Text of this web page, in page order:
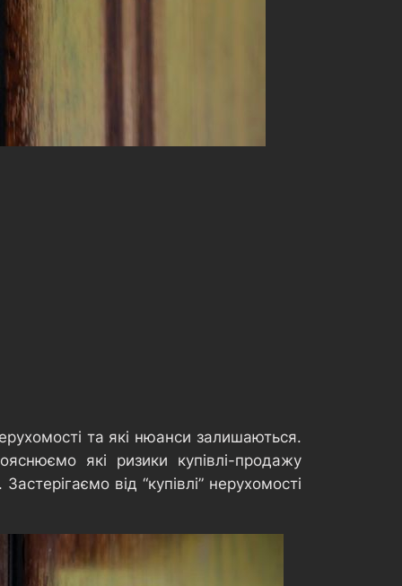
та які нюанси залишаються.
які ризики купівлі-продажу
від “купівлі” нерухомості